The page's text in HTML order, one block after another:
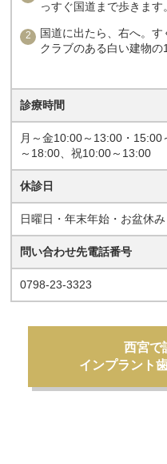
っすぐ国道まで歩きます
国道に出たら、右へ。
クラブのある白い建物の
診療時間
月～金10:00～13:00・
～18:00、祝10:00～13:00
休診日
日曜日・年末年始・お盆休み
問い合わせ先電話番号
0798-23-3323
西宮で
インプラント